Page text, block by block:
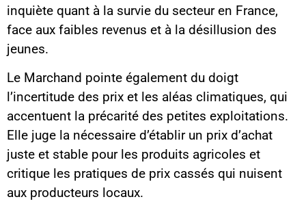
inquiète quant à la survie du secteur en France,
face aux faibles revenus et à la désillusion des
jeunes.
Le Marchand pointe également du doigt
l’incertitude des prix et les aléas climatiques, qui
accentuent la précarité des petites exploitations.
Elle juge la nécessaire d’établir un prix d’achat
juste et stable pour les produits agricoles et
critique les pratiques de prix cassés qui nuisent
aux producteurs locaux.